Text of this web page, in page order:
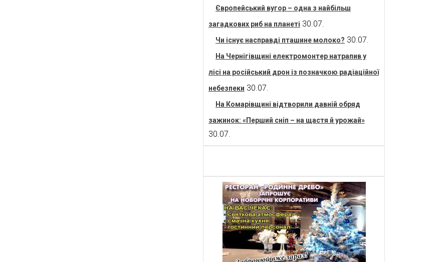
Європейський вугор – одна з найбільш
загадкових риб на планеті 30.07.
Чи існує насправді пташине молоко? 30.07.
На Чернігівщині електромонтер натрапив у
лісі на російський дрон із позначкою радіаційної
небезпеки 30.07.
На Комарівщині відтворили давній обряд
зажинок: «Перший сніп – на щастя й урожай»
30.07.